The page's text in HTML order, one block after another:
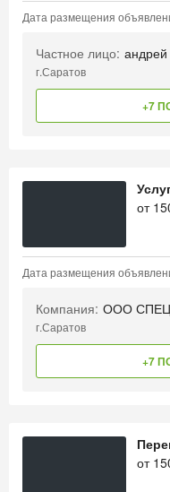
Дата размещения
Частное лицо: андрей
г.Саратов
+7
от
Дата размещения
Компания: ООО
г.Саратов
+7
от